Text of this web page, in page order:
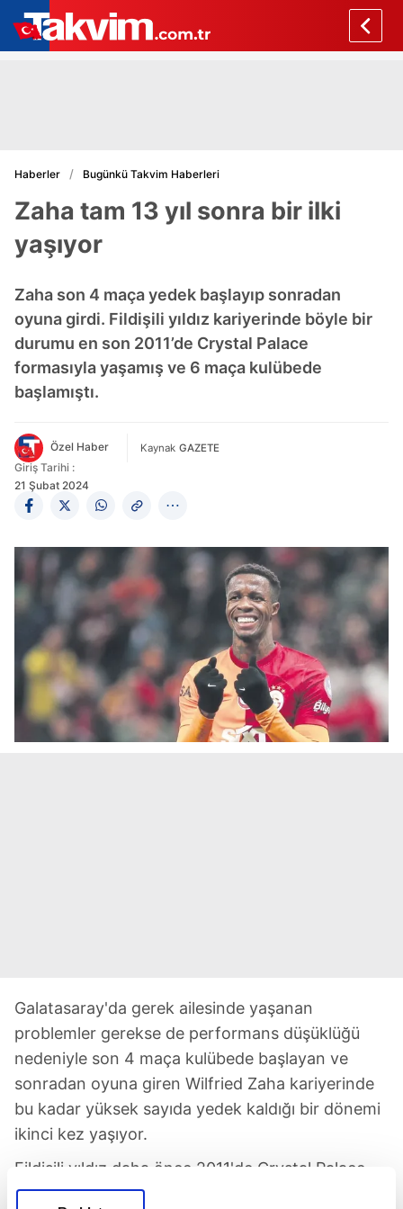
Haberler Bugünkü Takvim Haberleri
Zaha tam 13 yıl sonra bir ilki
yaşıyor
Zaha son 4 maça yedek başlayıp sonradan
oyuna girdi. Fildişili yıldız kariyerinde böyle bir
durumu en son 2011’de Crystal Palace
formasıyla yaşamış ve 6 maça kulübede
başlamıştı.
Özel Haber Kaynak GAZETE
Giriş Tarihi :
21 Şubat 2024
Galatasaray'da gerek ailesinde yaşanan
problemler gerekse de performans düşüklüğü
nedeniyle son 4 maça kulübede başlayan ve
sonradan oyuna giren Wilfried Zaha kariyerinde
bu kadar yüksek sayıda yedek kaldığı bir dönemi
ikinci kez yaşıyor.
Fildişili yıldız daha önce 2011'de Crystal Palace
formasıyla Championship'te mücadele ederken 6